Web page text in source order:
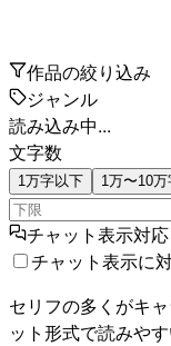
作品の絞り込み
ジャンル
読み込み中...
文字数
1万字以下 1万〜10万
チャット表示対応
チャット表示に
セリフの多くがキ
ット形式で読みや